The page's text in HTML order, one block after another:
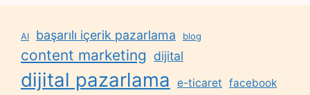
AI başarılı içerik pazarlama blog
content marketing dijital
dijital pazarlama e-ticaret facebook